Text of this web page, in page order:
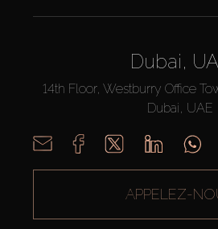
Dubai,
14th Floor, Westburry Office
Dubai, UAE
APPELEZ-